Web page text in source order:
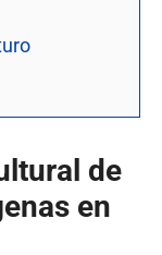
de
en